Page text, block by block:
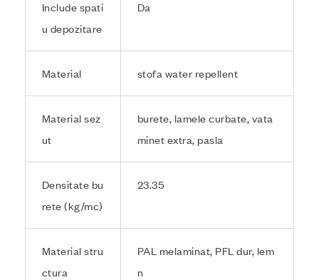
Include spati
u depozitare
Da
Material stofa water repellent
Material sez
ut
burete, lamele curbate, vata
minet extra, pasla
Densitate bu
rete (kg/mc)
23.35
Material stru
ctura
PAL melaminat, PFL dur, lem
n